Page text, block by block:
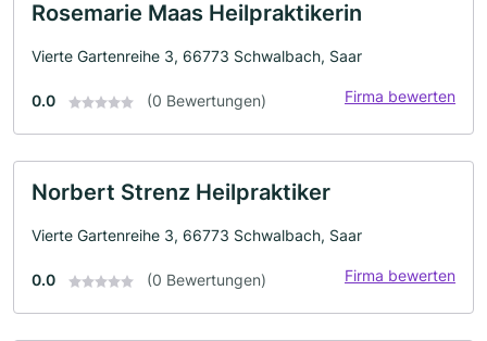
Rosemarie Maas Heilpraktikerin
Vierte Gartenreihe 3, 66773 Schwalbach, Saar
0.0 (0 Bewertungen) Firma bewerten
Norbert Strenz Heilpraktiker
Vierte Gartenreihe 3, 66773 Schwalbach, Saar
0.0 (0 Bewertungen) Firma bewerten